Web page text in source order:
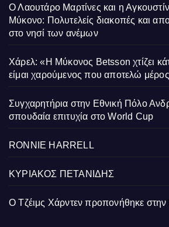
Ο Λαουτάρο Μαρτίνες και η
Μύκονο: Πολυτελείς διακοπές και
στο νησί των ανέμων
Χάρελ: «Η Μύκονος Betsson χτίζει
είμαι χαρούμενος που αποτελώ
Συγχαρητήρια στην Εθνική Πόλο
σπουδαία επιτυχία στο World Cup
RONNIE HARRELL
ΚΥΡΙΑΚΟΣ ΠΕΤΑΝΙΔΗΣ
Ο Τζέιμς Χάρντεν προπονήθηκε